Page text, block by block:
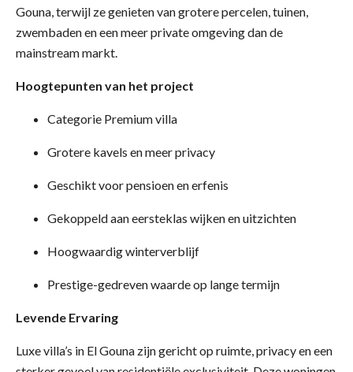
Gouna, terwijl ze genieten van grotere percelen, tuinen,
zwembaden en een meer private omgeving dan de
mainstream markt.
Hoogtepunten van het project
Categorie Premium villa
Grotere kavels en meer privacy
Geschikt voor pensioen en erfenis
Gekoppeld aan eersteklas wijken en uitzichten
Hoogwaardig winterverblijf
Prestige-gedreven waarde op lange termijn
Levende Ervaring
Luxe villa’s in El Gouna zijn gericht op ruimte, privacy en een